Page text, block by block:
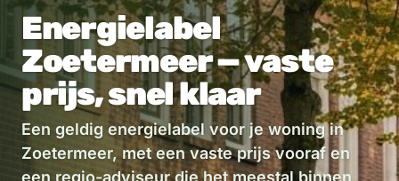
Energielabel
Zoetermeer — vaste
prijs, snel klaar
Een geldig energielabel voor je woning in
Zoetermeer, met een vaste prijs vooraf en
een regio-adviseur die het meestal binnen